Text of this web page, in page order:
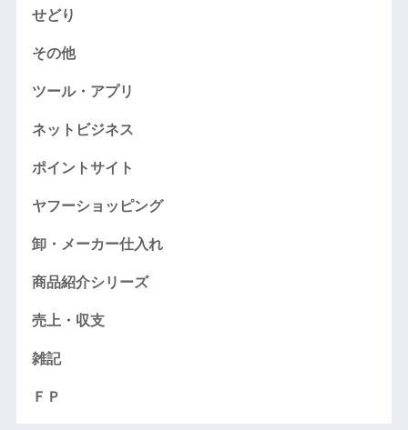
せどり
その他
ツール・アプリ
ネットビジネス
ポイントサイト
ヤフーショッピング
卸・メーカー仕入れ
商品紹介シリーズ
売上・収支
雑記
ＦＰ